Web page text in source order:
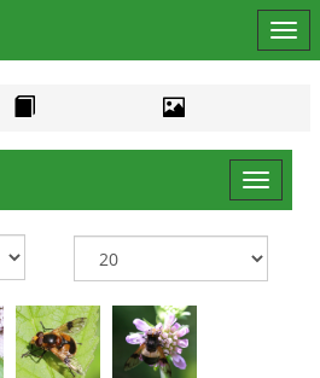
le
Toggle